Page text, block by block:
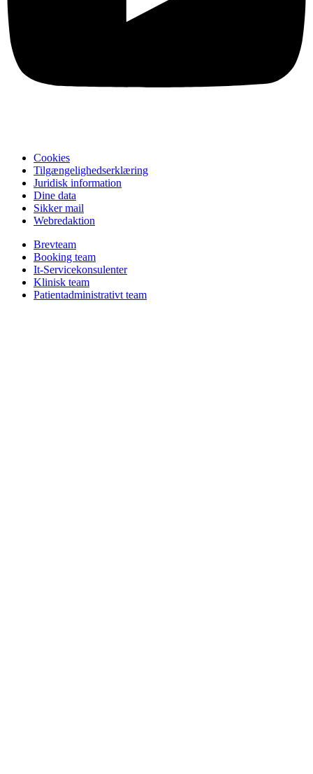
Cookies
Tilgængelighedserklæring
Juridisk information
Dine data
Sikker mail
Webredaktion
Brevteam
Booking team
It-Servicekonsulenter
Klinisk team
Patientadministrativt team